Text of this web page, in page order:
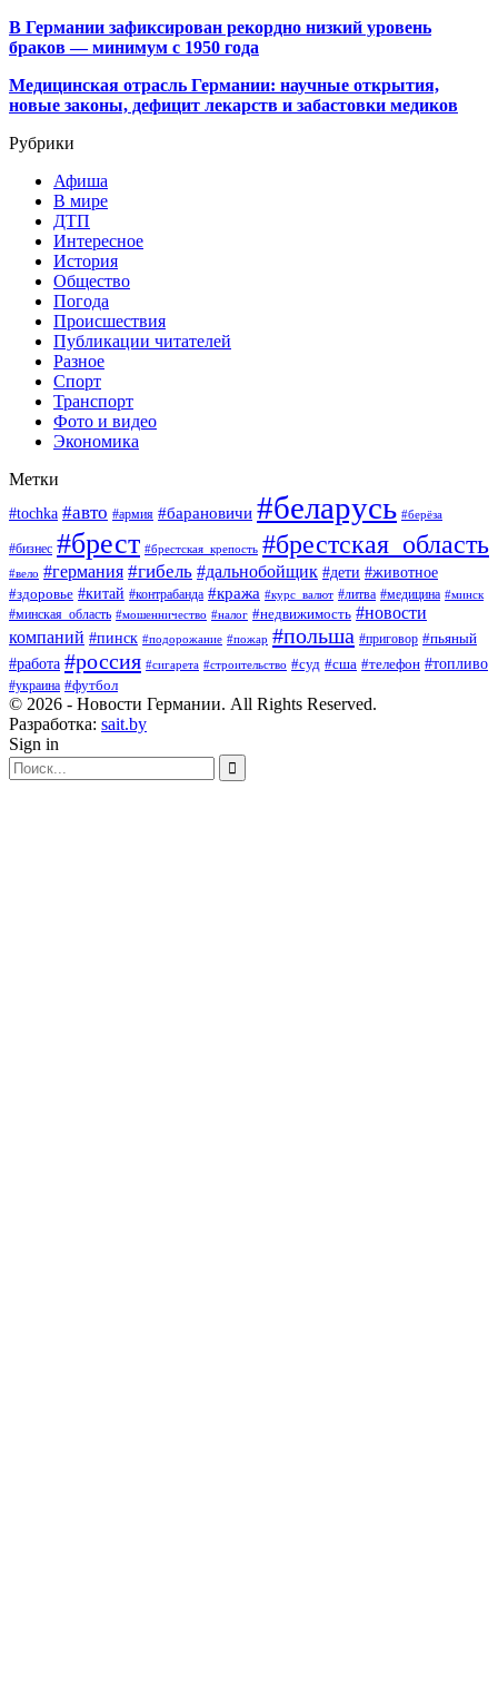
В Германии зафиксирован рекордно низкий уровень
браков — минимум с 1950 года
Медицинская отрасль Германии: научные открытия,
новые законы, дефицит лекарств и забастовки медиков
Рубрики
Афиша
В мире
ДТП
Интересное
История
Общество
Погода
Происшествия
Публикации читателей
Разное
Спорт
Транспорт
Фото и видео
Экономика
Метки
#tochka #авто #армия #барановичи #беларусь #берёза
#бизнес #брест #брестская_крепость #брестская_область
#вело #германия #гибель #дальнобойщик #дети #животное
#здоровье #китай #контрабанда #кража #курс_валют #литва #медицина #минск
#минская_область #мошенничество #налог #недвижимость #новости
компаний #пинск #подорожание #пожар #польша #приговор #пьяный
#работа #россия #сигарета #строительство #суд #сша #телефон #топливо
#украина #футбол
© 2026 - Новости Германии. All Rights Reserved.
Разработка: sait.by
Sign in